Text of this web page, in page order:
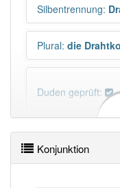
Silbentrennung:
Plural: die
Duden geprüft:
PowerIndex:3
Konjunktion